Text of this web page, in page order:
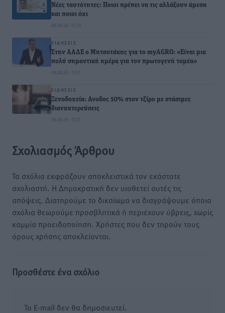
Νέες ταυτότητες: Ποιοι πρέπει να τις αλλάξουν άμεσα
και ποιοι όχι
06.08.26 · 13:25
ΕΙΔΉΣΕΙΣ
Στην ΑΑΔΕ ο Μητσοτάκης για το myAGRO: «Είναι μια
πολύ σημαντική ημέρα για τον πρωτογενή τομέα»
06.08.26 · 11:37
ΕΙΔΉΣΕΙΣ
Ξενοδοχεία: Ανοδος 10% στον τζίρο με στάσιμες
διανυκτερεύσεις
06.08.26 · 11:32
Σχολιασμός Άρθρου
Τα σχόλια εκφράζουν αποκλειστικά τον εκάστοτε
σχολιαστή. Η Δημοκρατική δεν υιοθετεί αυτές τις
απόψεις. Διατηρούμε το δικαίωμα να διαγράψουμε όποια
σχόλια θεωρούμε προσβλητικά ή περιέχουν ύβρεις, χωρίς
καμμία προειδοποίηση. Χρήστες που δεν τηρούν τους
όρους χρήσης αποκλείονται.
Προσθέστε ένα σχόλιο
Το E-mail δεν θα δημοσιευτεί.